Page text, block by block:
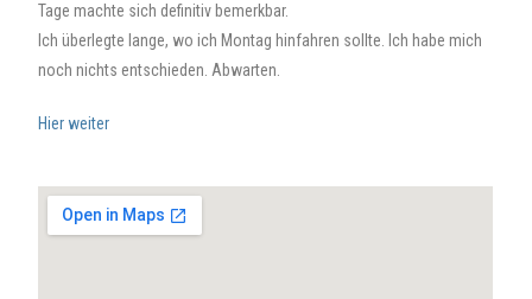
Tage machte sich definitiv bemerkbar.
Ich überlegte lange, wo ich Montag hinfahren sollte. Ich habe mich
noch nichts entschieden. Abwarten.
Hier weiter